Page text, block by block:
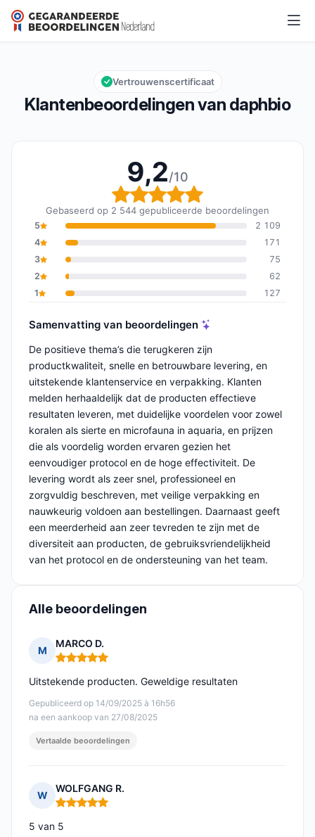
daphbio
Algemene beoordeling: 9,2 van 10
9,2/10
Klantenbeoordelingen van daphbio
Vertrouwenscertificaat
9,2/10
Algemene beoordeling:
Gebaseerd op 2 544 gepubliceerde beoordelingen
5
2 109
4
171
3
75
2
62
1
127
Samenvatting van beoordelingen
De positieve thema’s die terugkeren zijn
productkwaliteit, snelle en betrouwbare levering, en
uitstekende klantenservice en verpakking. Klanten
melden herhaaldelijk dat de producten effectieve
resultaten leveren, met duidelijke voordelen voor zowel
koralen als sierte en microfauna in aquaria, en prijzen
die als voordelig worden ervaren gezien het
eenvoudiger protocol en de hoge effectiviteit. De
levering wordt als zeer snel, professioneel en
zorgvuldig beschreven, met veilige verpakking en
nauwkeurig voldoen aan bestellingen. Daarnaast geeft
een meerderheid aan zeer tevreden te zijn met de
diversiteit aan producten, de gebruiksvriendelijkheid
van het protocol en de ondersteuning van het team.
Alle beoordelingen
M
MARCO D.
Opmerking: 5 van 5
Gepubliceerd op 14/09/2025 à 16h56
na een aankoop van 27/08/2025
Uitstekende producten. Geweldige resultaten
Vertaalde beoordelingen
W
WOLFGANG R.
Opmerking: 5 van 5
5 van 5